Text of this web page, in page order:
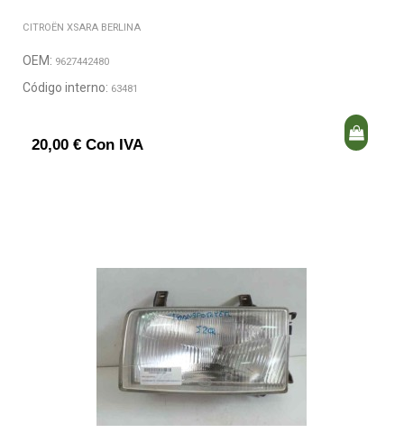
CITROËN XSARA BERLINA
OEM: 9627442480
Código interno: 63481
20,00 € Con IVA